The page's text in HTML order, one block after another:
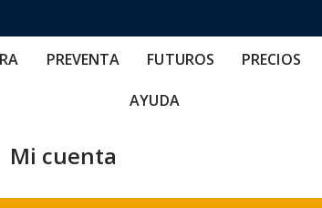
PREVENTA FUTUROS PRECIOS
AYUDA
Mi cuenta